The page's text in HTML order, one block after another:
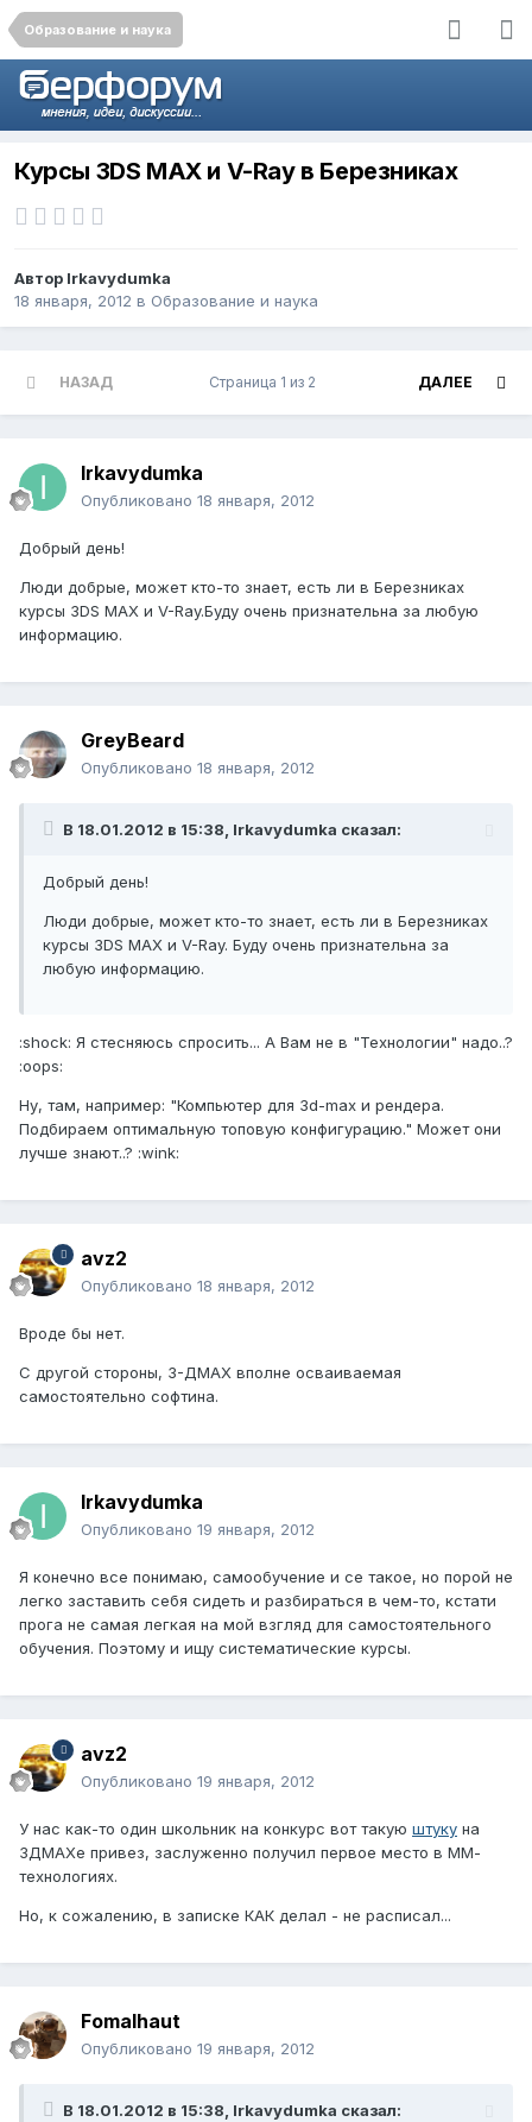
Образование и наука
Курсы 3DS MAX и V-Ray в Березниках
Автор Irkavydumka
18 января, 2012 в Образование и наука
НАЗАД ДАЛЕЕ
Страница 1 из 2
Irkavydumka
Опубликовано 18 января, 2012
Добрый день!
Люди добрые, может кто-то знает, есть ли в Березниках
курсы 3DS MAX и V-Ray.Буду очень признательна за любую
информацию.
GreyBeard
Опубликовано 18 января, 2012
В 18.01.2012 в 15:38, Irkavydumka сказал:
Добрый день!
Люди добрые, может кто-то знает, есть ли в Березниках
курсы 3DS MAX и V-Ray. Буду очень признательна за
любую информацию.
:shock: Я стесняюсь спросить... А Вам не в "Технологии" надо..?
:oops:
Ну, там, например: "Компьютер для 3d-max и рендера.
Подбираем оптимальную топовую конфигурацию." Может они
лучше знают..? :wink:
avz2
Опубликовано 18 января, 2012
Вроде бы нет.
С другой стороны, 3-ДМАХ вполне осваиваемая
самостоятельно софтина.
Irkavydumka
Опубликовано 19 января, 2012
Я конечно все понимаю, самообучение и се такое, но порой не
легко заставить себя сидеть и разбираться в чем-то, кстати
прога не самая легкая на мой взгляд для самостоятельного
обучения. Поэтому и ищу систематические курсы.
avz2
Опубликовано 19 января, 2012
У нас как-то один школьник на конкурс вот такую штуку на
3ДМАХе привез, заслуженно получил первое место в ММ-
технологиях.
Но, к сожалению, в записке КАК делал - не расписал...
Fomalhaut
Опубликовано 19 января, 2012
В 18.01.2012 в 15:38, Irkavydumka сказал: